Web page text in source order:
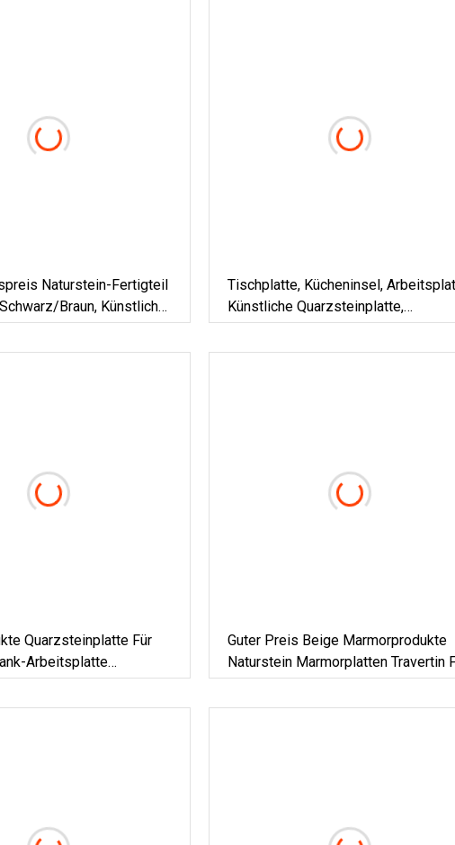
Naturstein-Fertigteil
Braun, Künstlich
Quarzstein/feste
Marmor-
Tischplatte, Kücheninsel,
Künstliche Quarzsteinplatte,
Granitoptik
Quarzsteinplatte Für
Arbeitsplatte
Aus Weißem
Mit Fester Oberfläche
Guter Preis Beige Marmorprodukte
Naturstein Marmorplatten Travertin
Küchenarbeitsplatten Und Boden
Travertinböden